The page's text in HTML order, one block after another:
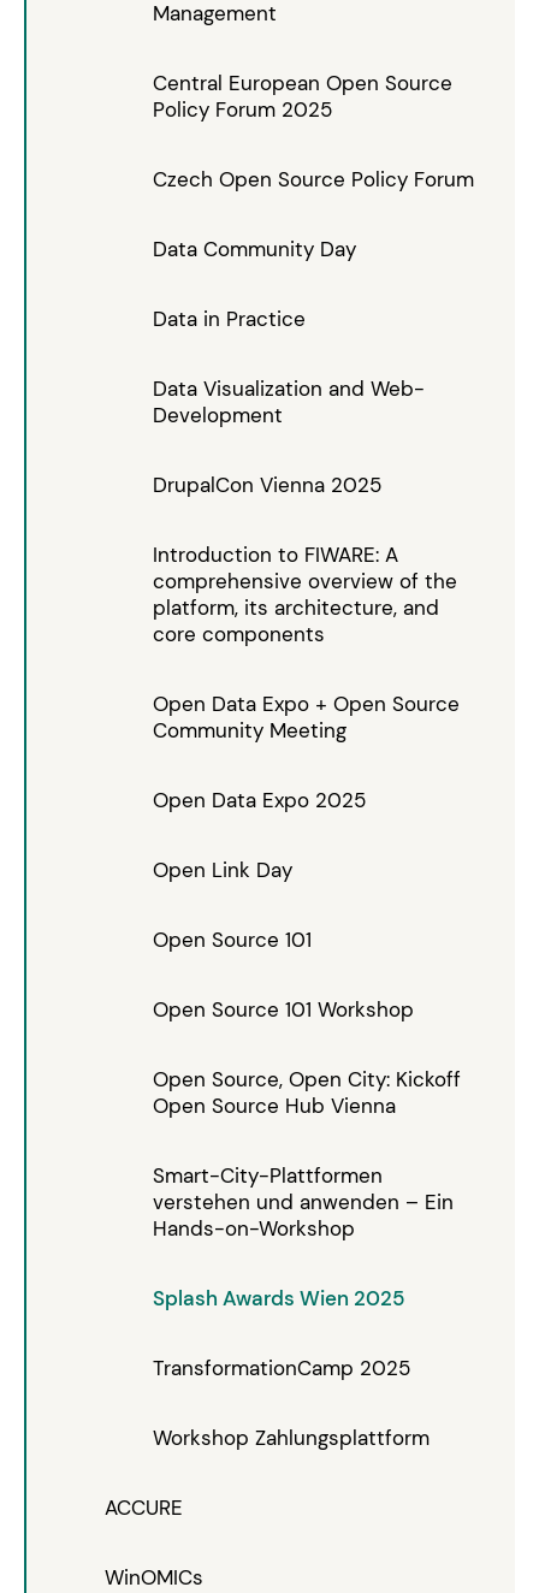
Management
Central European Open Source
Policy Forum 2025
Czech Open Source Policy Forum
Data Community Day
Data in Practice
Data Visualization and Web-
Development
DrupalCon Vienna 2025
Introduction to FIWARE: A
comprehensive overview of the
platform, its architecture, and
core components
Open Data Expo + Open Source
Community Meeting
Open Data Expo 2025
Open Link Day
Open Source 101
Open Source 101 Workshop
Open Source, Open City: Kickoff
Open Source Hub Vienna
Smart-City-Plattformen
verstehen und anwenden – Ein
Hands-on-Workshop
Splash Awards Wien 2025
TransformationCamp 2025
Workshop Zahlungsplattform
ACCURE
WinOMICs